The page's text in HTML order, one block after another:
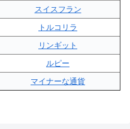
スイスフラン
トルコリラ
リンギット
ルピー
マイナーな通貨